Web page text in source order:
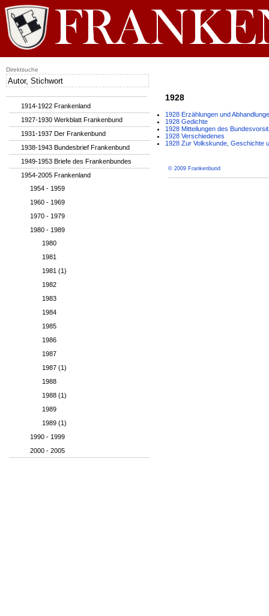
1928
1928 Erzählungen und
1928 Gedichte
1928 Mitteilungen des
1928 Verschiedenes
1928 Zur Volkskunde, Geschichte
© 2009 Frankenbund
1914-1922 Frankenland
1927-1930 Werkblatt Frankenbund
1931-1937 Der Frankenbund
1938-1943 Bundesbrief Frankenbund
1949-1953 Briefe des Frankenbundes
1954-2005 Frankenland
1954 - 1959
1960 - 1969
1970 - 1979
1980 - 1989
1980
1981
1981 (1)
1982
1983
1984
1985
1986
1987
1987 (1)
1988
1988 (1)
1989
1989 (1)
1990 - 1999
2000 - 2005
Direktsuche